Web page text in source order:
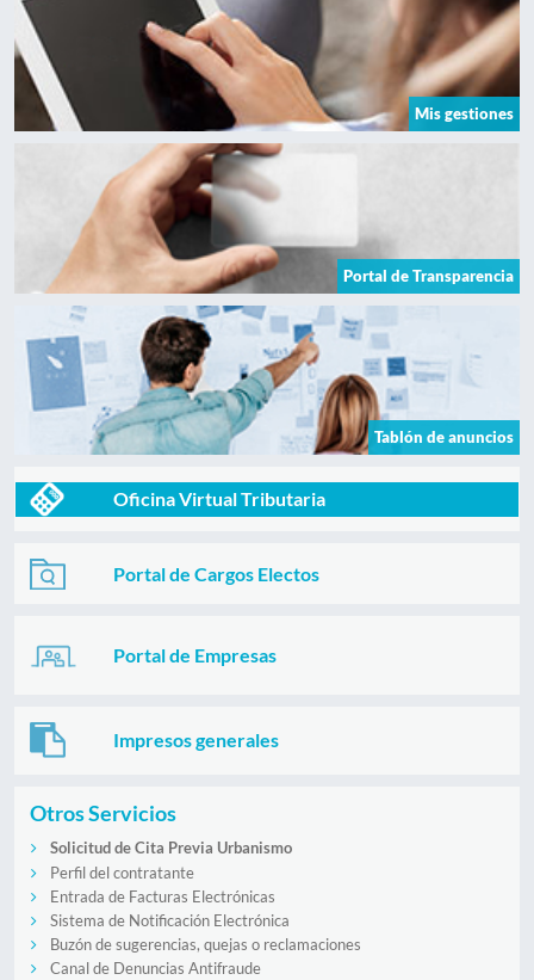
Mis gestiones
Portal de Transparencia
Tablón de anuncios
Oficina Virtual Tributaria
Portal de Cargos Electos
Portal de Empresas
Impresos generales
Otros Servicios
Solicitud de Cita Previa Urbanismo
Perfil del contratante
Entrada de Facturas Electrónicas
Sistema de Notificación Electrónica
Buzón de sugerencias, quejas o reclamaciones
Canal de Denuncias Antifraude